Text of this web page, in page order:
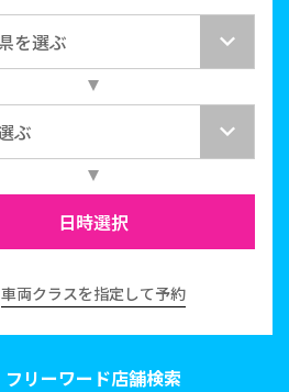
日時選択
車両クラスを指定して予約
フリーワード店舗検索